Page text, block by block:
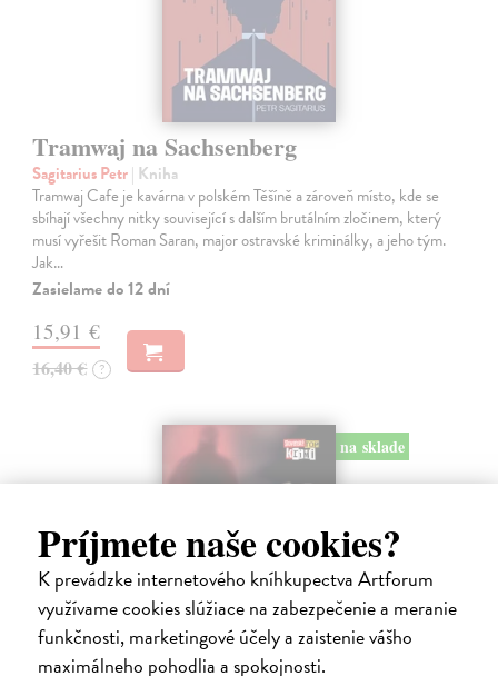
Príjmete naše cookies?
K prevádzke internetového kníhkupectva Artforum
využívame cookies slúžiace na zabezpečenie a meranie
funkčnosti, marketingové účely a zaistenie vášho
maximálneho pohodlia a spokojnosti.
Tramwaj na Sachsenberg
Sagitarius Petr| Kniha
Tramwaj Cafe je kavárna v polském Těšíně a zároveň místo, kde se
sbíhají všechny nitky související s dalším brutálním zločinem, který
musí vyřešit Roman Saran, major ostravské kriminálky, a jeho tým.
Jak…
Zasielame do 12 dní
15,91 €
16,40 € ?
na sklade